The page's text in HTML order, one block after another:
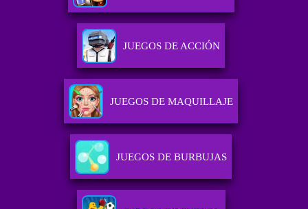
JUEGOS DE ACCIÓN
JUEGOS DE MAQUILLAJE
JUEGOS DE BURBUJAS